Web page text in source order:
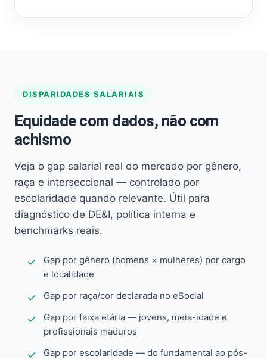
DISPARIDADES SALARIAIS
Equidade com dados, não com
achismo
Veja o gap salarial real do mercado por gênero,
raça e interseccional — controlado por
escolaridade quando relevante. Útil para
diagnóstico de DE&I, política interna e
benchmarks reais.
Gap por gênero (homens × mulheres) por cargo
e localidade
Gap por raça/cor declarada no eSocial
Gap por faixa etária — jovens, meia-idade e
profissionais maduros
Gap por escolaridade — do fundamental ao pós-